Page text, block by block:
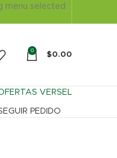
menu selected
0
$0.00
VERSEL
PEDIDO